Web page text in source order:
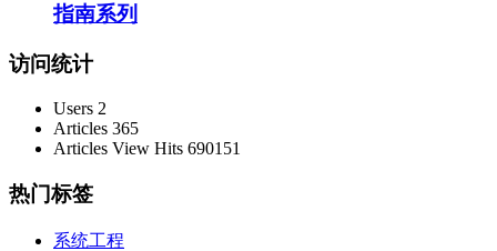
指南系列
访问统计
Users 2
Articles 365
Articles View Hits 690151
热门标签
系统工程